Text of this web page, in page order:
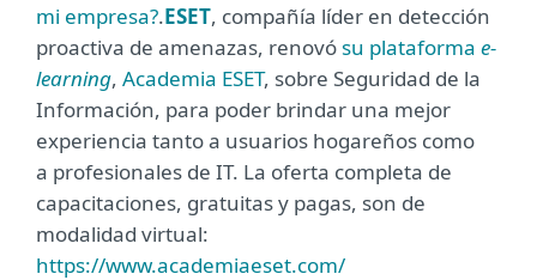
mi empresa?.ESET, compañía líder en detección
proactiva de amenazas, renovósu plataforma e-
learning, Academia ESET, sobre Seguridad de la
Información, para poder brindar una mejor
experiencia tanto a usuarios hogareños como
a profesionales de IT. La oferta completa de
capacitaciones, gratuitas y pagas, son de
modalidad virtual:
https://www.academiaeset.com/